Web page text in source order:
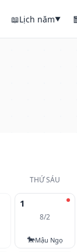
📖Lịch năm▼
THỨ SÁU
1
8/2
🐎Mậu Ngọ